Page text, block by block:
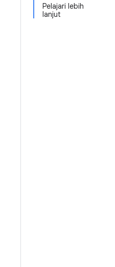
Pelajari lebih
lanjut